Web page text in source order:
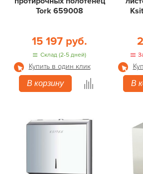
Tork 659008
15 197 руб.
Склад (2-5 дней)
Купить в один клик
В корзину
В